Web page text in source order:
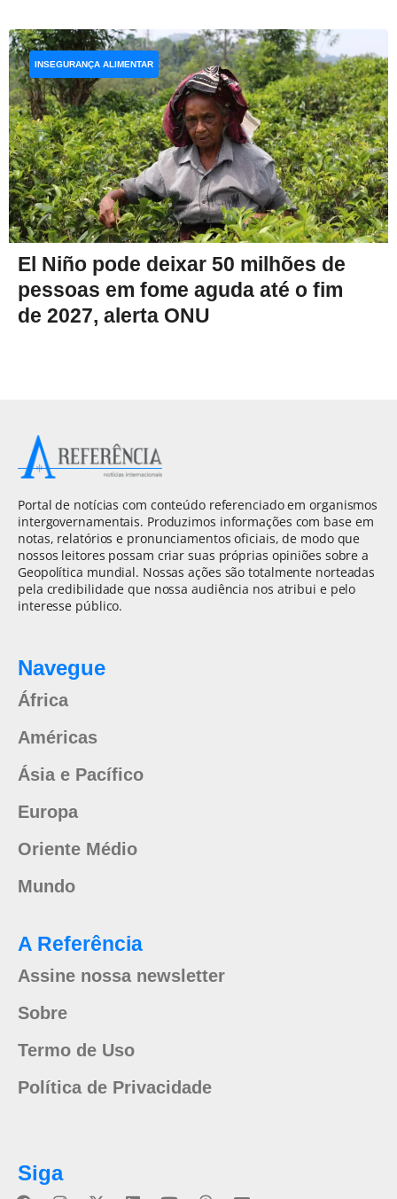
El Niño pode deixar 50 milhões de
pessoas em fome aguda até o fim
de 2027, alerta ONU
INSEGURANÇA ALIMENTAR
Portal de notícias com conteúdo referenciado em organismos
intergovernamentais. Produzimos informações com base em
notas, relatórios e pronunciamentos oficiais, de modo que
nossos leitores possam criar suas próprias opiniões sobre a
Geopolítica mundial. Nossas ações são totalmente norteadas
pela credibilidade que nossa audiência nos atribui e pelo
interesse público.
Navegue
África
Américas
Ásia e Pacífico
Europa
Oriente Médio
Mundo
A Referência
Assine nossa newsletter
Sobre
Termo de Uso
Política de Privacidade
Siga